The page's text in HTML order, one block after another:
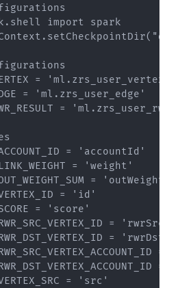
import spark
= 'ml.zrs_user_vertex'
= 'ml.zrs_user_edge'
=
= 'accountId'
= 'weight'
=
= 'id'
= 'score'
=
=
= 'src'